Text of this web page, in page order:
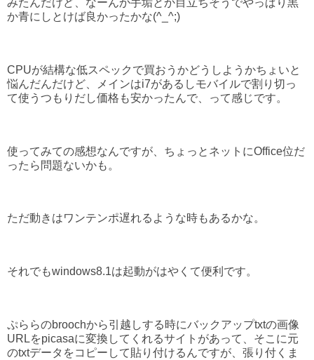
か青にしとけば良かったかな(^_^;)
CPUが結構な低スペックで買おうかどうしようかちょいと
悩んだんだけど、メインはi7があるしモバイルで割り切っ
て使うつもりだし価格も安かったんで、って感じです。
使ってみての感想なんですが、ちょっとネットにOffice位だ
ったら問題ないかも。
ただ動きはワンテンポ遅れるような時もあるかな。
それでもwindows8.1は起動がはやくて便利です。
ぷららのbroochから引越しする時にバックアップtxtの画像
URLをpicasaに変換してくれるサイトがあって、そこに元
のtxtデータをコピーして貼り付けるんですが、張り付くま